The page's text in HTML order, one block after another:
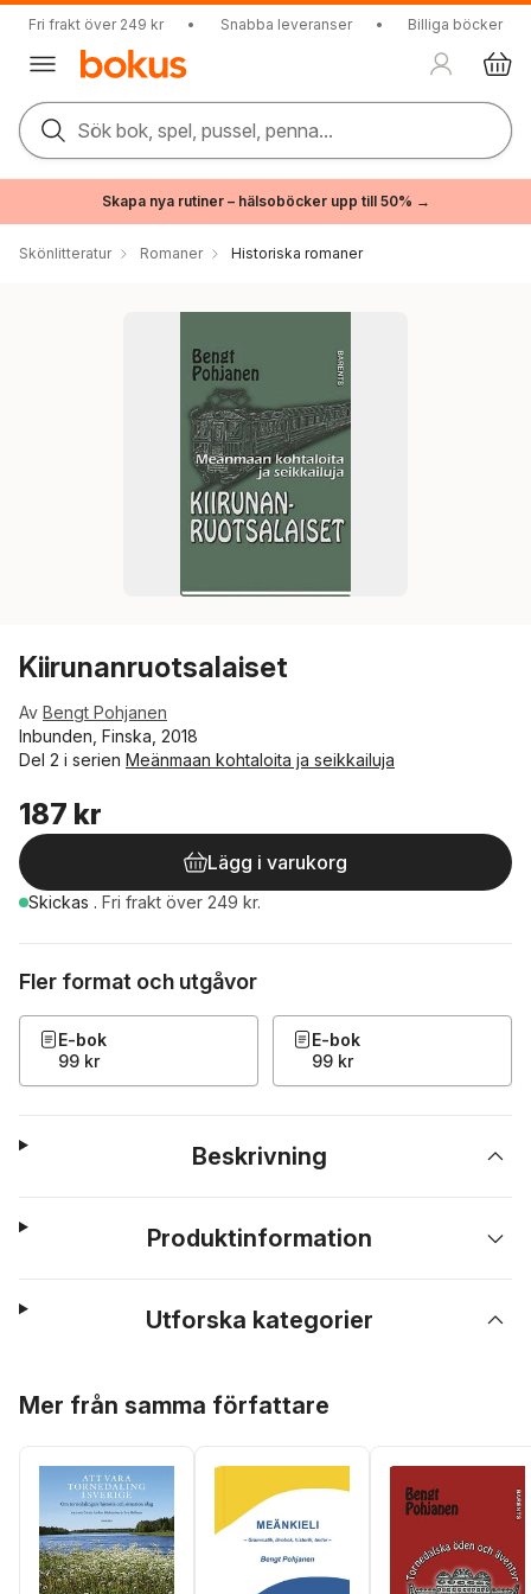
Fri frakt över 249 kr • Snabba leveranser • Billiga böcker
Sök bok, spel, pussel, penna...
Skapa nya rutiner – hälsoböcker upp till 50% →
Skönlitteratur Romaner Historiska romaner
Kiirunanruotsalaiset
Av Bengt Pohjanen
Inbunden, Finska, 2018
Del 2 i serien Meänmaan kohtaloita ja seikkailuja
187 kr
Lägg i varukorg
Skickas . Fri frakt över 249 kr.
Fler format och utgåvor
E-bok
99 kr
E-bok
99 kr
Beskrivning
Produktinformation
Utforska kategorier
Mer från samma författare